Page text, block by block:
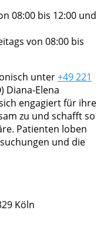
08:00 bis 12:00 und
von 08:00 bis
unter+49 221
Diana-Elena
engagiert für ihre
zu und schafft so
Patienten loben
und die
Köln